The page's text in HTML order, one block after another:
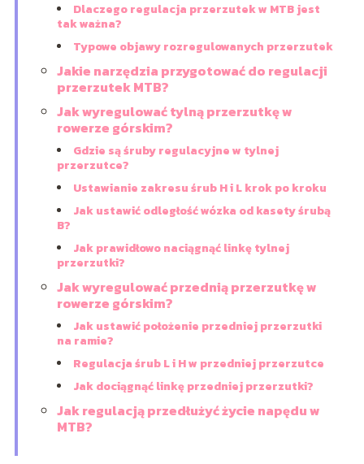
Dlaczego regulacja przerzutek w MTB jest
tak ważna?
Typowe objawy rozregulowanych przerzutek
Jakie narzędzia przygotować do regulacji
przerzutek MTB?
Jak wyregulować tylną przerzutkę w
rowerze górskim?
Gdzie są śruby regulacyjne w tylnej
przerzutce?
Ustawianie zakresu śrub H i L krok po kroku
Jak ustawić odległość wózka od kasety śrubą
B?
Jak prawidłowo naciągnąć linkę tylnej
przerzutki?
Jak wyregulować przednią przerzutkę w
rowerze górskim?
Jak ustawić położenie przedniej przerzutki
na ramie?
Regulacja śrub L i H w przedniej przerzutce
Jak dociągnąć linkę przedniej przerzutki?
Jak regulacją przedłużyć życie napędu w
MTB?